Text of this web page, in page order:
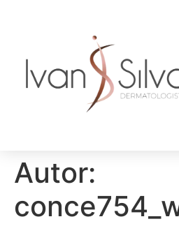
Autor: